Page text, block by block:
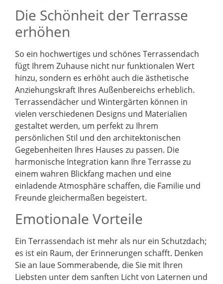
Die Schönheit der Terrasse
erhöhen
So ein hochwertiges und schönes Terrassendach
fügt Ihrem Zuhause nicht nur funktionalen Wert
hinzu, sondern es erhöht auch die ästhetische
Anziehungskraft Ihres Außenbereichs erheblich.
Terrassendächer und Wintergärten können in
vielen verschiedenen Designs und Materialien
gestaltet werden, um perfekt zu Ihrem
persönlichen Stil und den architektonischen
Gegebenheiten Ihres Hauses zu passen. Die
harmonische Integration kann Ihre Terrasse zu
einem wahren Blickfang machen und eine
einladende Atmosphäre schaffen, die Familie und
Freunde gleichermaßen begeistert.
Emotionale Vorteile
Ein Terrassendach ist mehr als nur ein Schutzdach;
es ist ein Raum, der Erinnerungen schafft. Denken
Sie an laue Sommerabende, die Sie mit Ihren
Liebsten unter dem sanften Licht von Laternen und